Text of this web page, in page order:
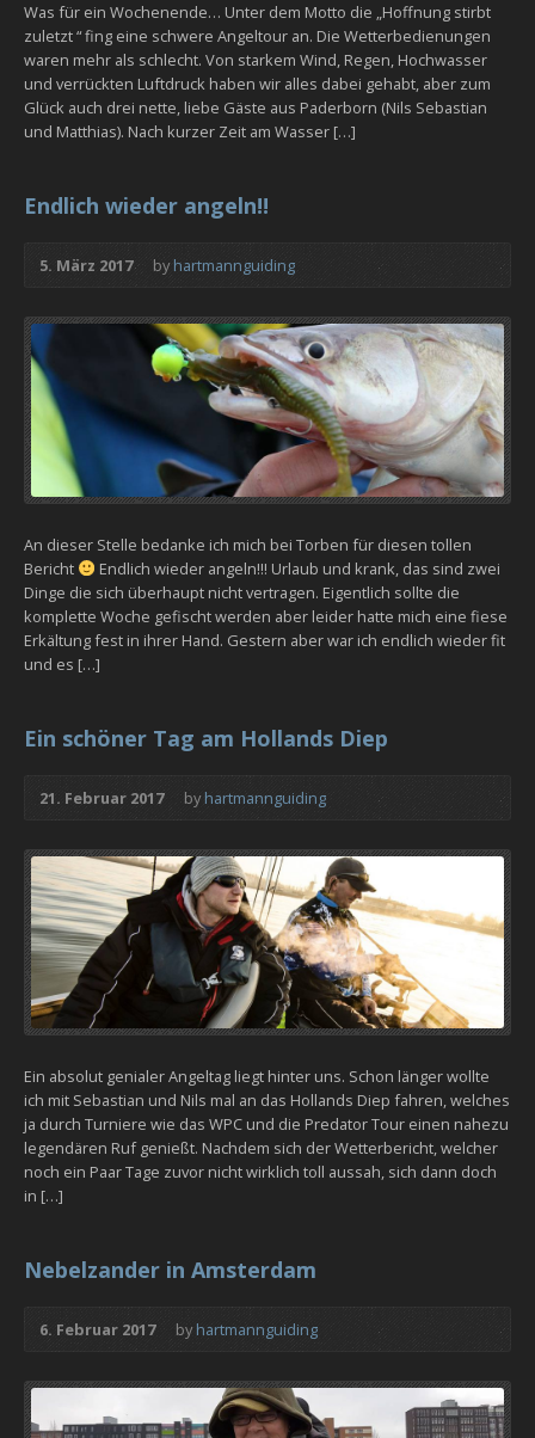
Was für ein Wochenende… Unter dem Motto die „Hoffnung stirbt
zuletzt “ fing eine schwere Angeltour an. Die Wetterbedienungen
waren mehr als schlecht. Von starkem Wind, Regen, Hochwasser
und verrückten Luftdruck haben wir alles dabei gehabt, aber zum
Glück auch drei nette, liebe Gäste aus Paderborn (Nils Sebastian
und Matthias). Nach kurzer Zeit am Wasser […]
Endlich wieder angeln!!
5. März 2017 by hartmannguiding
An dieser Stelle bedanke ich mich bei Torben für diesen tollen
Bericht
Endlich wieder angeln!!! Urlaub und krank, das sind zwei
Dinge die sich überhaupt nicht vertragen. Eigentlich sollte die
komplette Woche gefischt werden aber leider hatte mich eine fiese
Erkältung fest in ihrer Hand. Gestern aber war ich endlich wieder fit
und es […]
Ein schöner Tag am Hollands Diep
21. Februar 2017 byhartmannguiding
Ein absolut genialer Angeltag liegt hinter uns. Schon länger wollte
ich mit Sebastian und Nils mal an das Hollands Diep fahren, welches
ja durch Turniere wie das WPC und die Predator Tour einen nahezu
legendären Ruf genießt. Nachdem sich der Wetterbericht, welcher
noch ein Paar Tage zuvor nicht wirklich toll aussah, sich dann doch
in […]
Nebelzander in Amsterdam
6. Februar 2017 by hartmannguiding